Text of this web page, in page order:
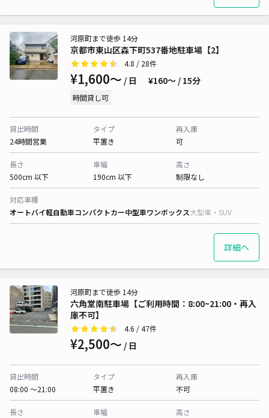
京都市東山区森下町537番地駐車場【2】
河原町まで徒歩 14分
4.8 / 28件
¥1,600〜 / 日 ¥160〜 / 15分
時間貸し可
貸出時間
24時間営業
タイプ
平置き
再入庫
可
長さ
500cm 以下
車幅
190cm 以下
高さ
制限なし
対応車種
オートバイ軽自動車コンパクトカー中型車ワンボックス大型車・SUV
詳細へ
六角堂南駐車場【ご利用時間：8:00~21:00・再入
庫不可】
河原町まで徒歩 14分
4.6 / 47件
¥2,500〜 / 日
貸出時間
08:00 〜21:00
タイプ
平置き
再入庫
不可
長さ
車幅
高さ